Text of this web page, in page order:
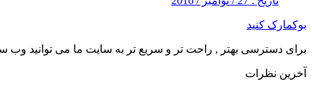
بوکمارک کنید
برای دسترسی بهتر , راحت تر و سریع تر به سایت ما می توانید وب
آخرین نظرات